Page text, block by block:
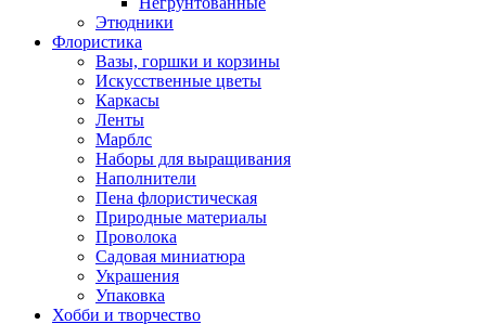
Этюдники
Флористика
Вазы, горшки и корзины
Искусственные цветы
Каркасы
Ленты
Марблс
Наборы для выращивания
Наполнители
Пена флористическая
Природные материалы
Проволока
Садовая миниатюра
Украшения
Упаковка
Хобби и творчество